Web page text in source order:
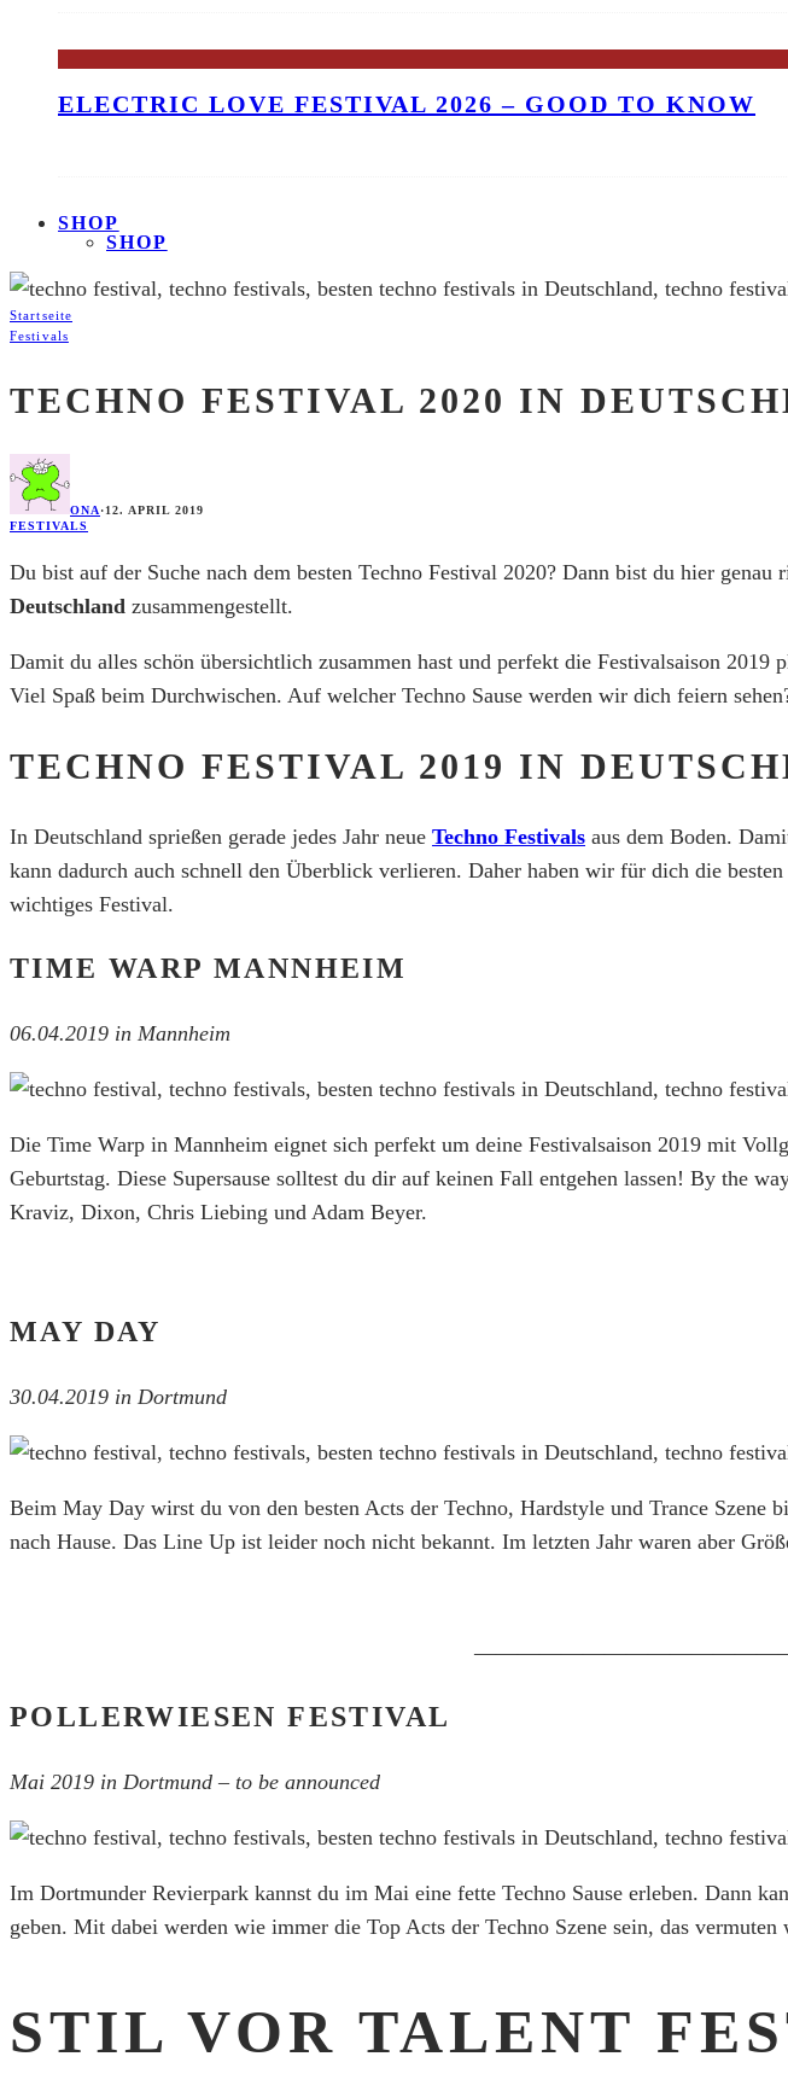
ELECTRIC LOVE FESTIVAL 2026 – GOOD TO KNOW
SHOP
SHOP
Startseite
Festivals
TECHNO FESTIVAL 2020 IN
ONA·12. APRIL 2019
FESTIVALS
Du bist auf der Suche nach dem besten Techno Festival 2020? Dann bist du hier
Deutschland zusammengestellt.
Damit du alles schön übersichtlich zusammen hast und perfekt die Festivalsaison 2019
Viel Spaß beim Durchwischen. Auf welcher Techno Sause werden wir dich feiern
TECHNO FESTIVAL 2019 IN
In Deutschland sprießen gerade jedes Jahr neue Techno Festivals aus dem Boden.
kann dadurch auch schnell den Überblick verlieren. Daher haben wir für dich die besten
wichtiges Festival.
TIME WARP MANNHEIM
06.04.2019 in Mannheim
Die Time Warp in Mannheim eignet sich perfekt um deine Festivalsaison 2019 mit
Geburtstag. Diese Supersause solltest du dir auf keinen Fall entgehen lassen! By the
Kraviz, Dixon, Chris Liebing und Adam Beyer.
MAY DAY
30.04.2019 in Dortmund
Beim May Day wirst du von den besten Acts der Techno, Hardstyle und Trance
nach Hause. Das Line Up ist leider noch nicht bekannt. Im letzten Jahr waren aber
POLLERWIESEN FESTIVAL
Mai 2019 in Dortmund – to be announced
Im Dortmunder Revierpark kannst du im Mai eine fette Techno Sause erleben. Dann
geben. Mit dabei werden wie immer die Top Acts der Techno Szene sein, das
STIL VOR TALENT